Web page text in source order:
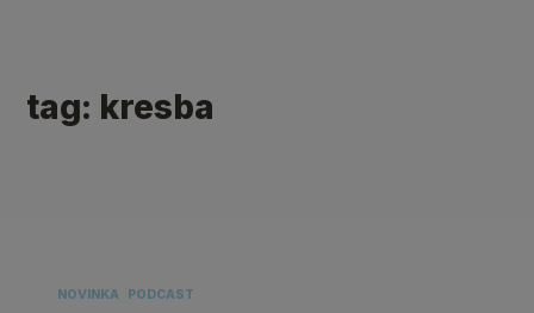
PODCAST
tag: kresba
NOVINKA PODCAST